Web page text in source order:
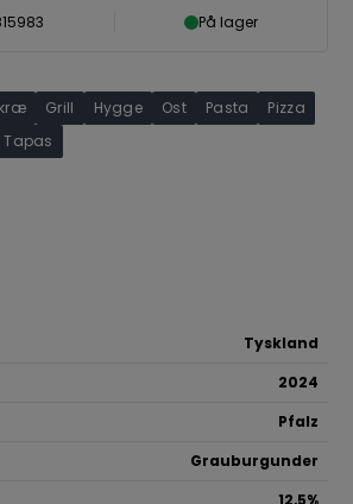
Øvrige druer
På lager
Grill Hygge Ost Pasta
Pizza
Tapas
Tyskland
2024
Pfalz
Grauburgunder
12,5%